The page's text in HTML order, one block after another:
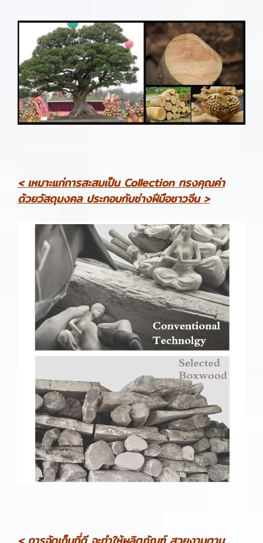
< เหมาะแก่การสะสมเป็น Collection ทรงคุณค่า
ด้วยวัสดุมงคล ประกอบกับช่างฝีมือชาวจีน >